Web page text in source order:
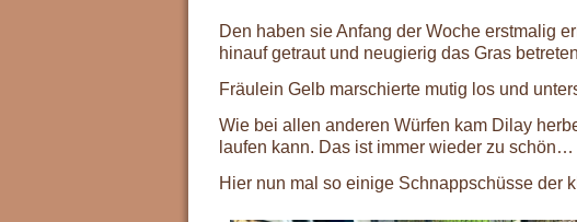
Den haben sie Anfang der Woche erstmalig
hinauf getraut und neugierig das Gras
Fräulein Gelb marschierte mutig los und
Wie bei allen anderen Würfen kam Dilay
laufen kann. Das ist immer wieder zu
Hier nun mal so einige Schnappschüsse der